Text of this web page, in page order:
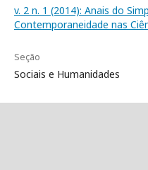
v. 2 n. 1 (2014): Anais do
Contemporaneidade nas
Seção
Sociais e Humanidades